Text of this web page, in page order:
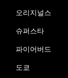
오리지널스
슈퍼스타
파이어버드
도쿄